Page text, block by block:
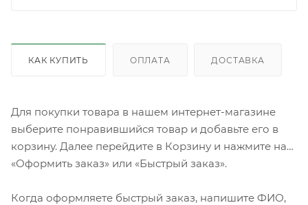
КАК КУПИТЬ ОПЛАТА ДОСТАВКА
Для покупки товара в нашем интернет-магазине
выберите понравившийся товар и добавьте его в
корзину. Далее перейдите в Корзину и нажмите на
«Оформить заказ» или «Быстрый заказ».
Когда оформляете быстрый заказ, напишите ФИО,